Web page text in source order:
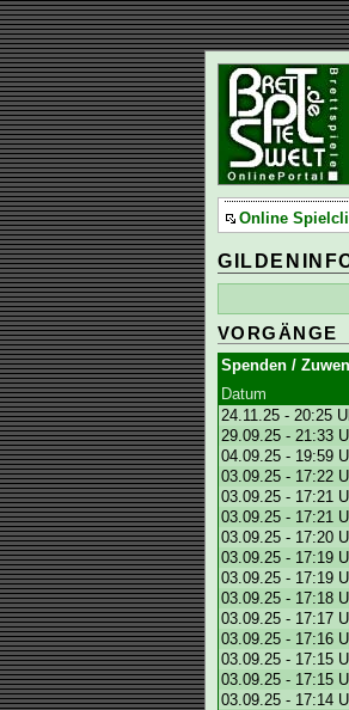
Online
Spenden /
Datum
24.11.25 - 20:25
29.09.25 - 21:33
04.09.25 - 19:59
03.09.25 - 17:22
03.09.25 - 17:21
03.09.25 - 17:21
03.09.25 - 17:20
03.09.25 - 17:19
03.09.25 - 17:19
03.09.25 - 17:18
03.09.25 - 17:17
03.09.25 - 17:16
03.09.25 - 17:15
03.09.25 - 17:15
03.09.25 - 17:14